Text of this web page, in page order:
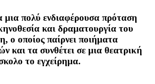
μια πολύ ενδιαφέρουσα πρόταση
και δραματουργία του
ο οποίος παίρνει ποιήματα
και τα συνθέτει σε μια θεατρική
το εγχείρημα.